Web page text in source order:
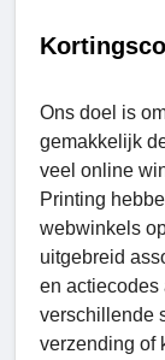
Ons doel is
gemakkelijk
veel online
Printing
webwinkels
uitgebreid
en actiecodes
verschillende
verzending of